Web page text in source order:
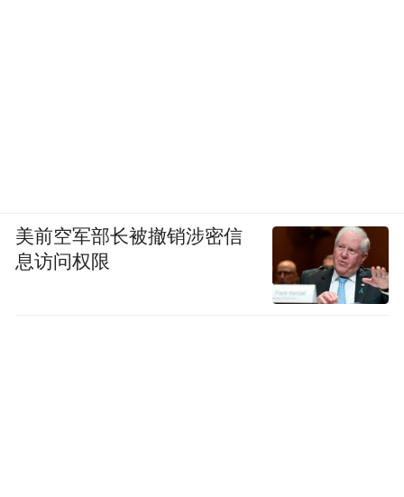
美前空军部长被撤销涉密信
息访问权限